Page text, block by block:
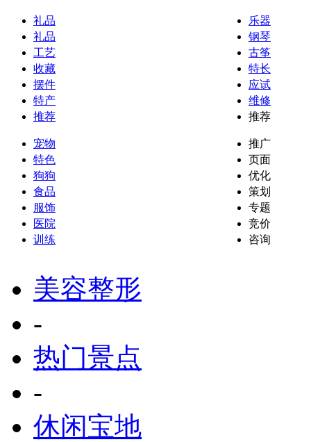
礼品
礼品
工艺
收藏
摆件
特产
推荐
宠物
特色
狗狗
食品
服饰
医院
训练
乐器
钢琴
古筝
特长
应试
维修
推荐
推广
页面
优化
策划
专题
竞价
咨询
美容整形
-
热门景点
-
休闲宝地